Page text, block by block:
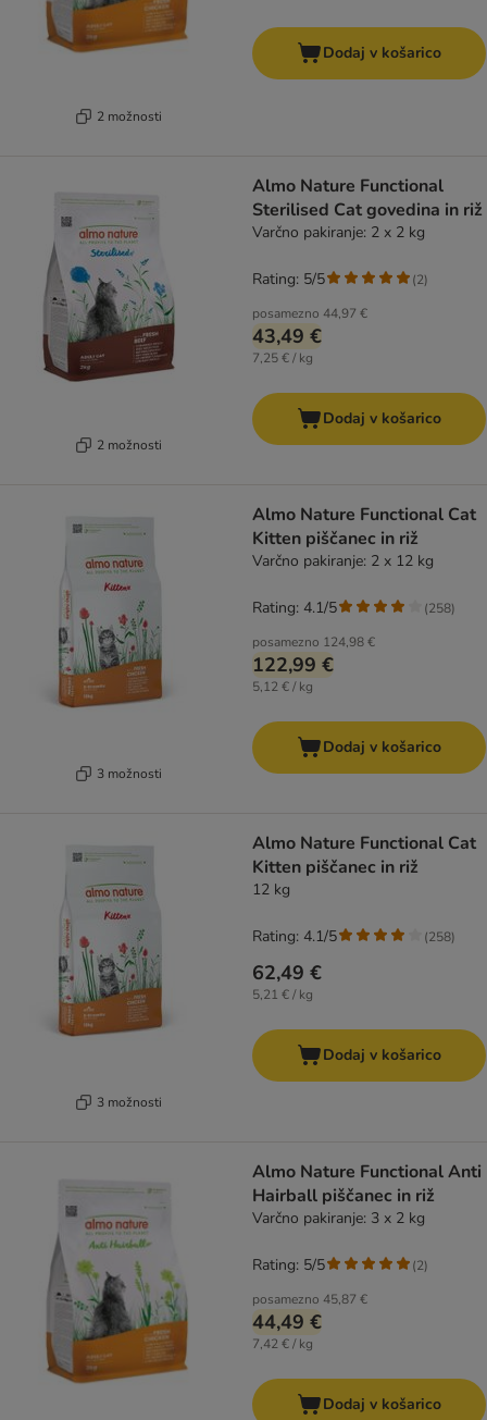
2 možnosti
Dodaj v košarico
2 možnosti
Almo Nature Functional
Sterilised Cat govedina in riž
Varčno pakiranje: 2 x 2 kg
posamezno 44,97 €
43,49 €
7,25 € / kg
Rating: 5/5 (2)
Dodaj v košarico
3 možnosti
Almo Nature Functional Cat
Kitten piščanec in riž
Varčno pakiranje: 2 x 12 kg
posamezno 124,98 €
122,99 €
5,12 € / kg
Rating: 4.1/5 (258)
Dodaj v košarico
3 možnosti
Almo Nature Functional Cat
Kitten piščanec in riž
12 kg
62,49 €
5,21 € / kg
Rating: 4.1/5 (258)
Dodaj v košarico
Almo Nature Functional Anti
Hairball piščanec in riž
Varčno pakiranje: 3 x 2 kg
posamezno 45,87 €
44,49 €
7,42 € / kg
Rating: 5/5 (2)
Dodaj v košarico